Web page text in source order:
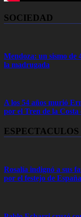
SOCIEDAD
Mendoza: un sismo de
la madrugada
A los 54 años murió
por el Tren de la Costa
ESPECTACULOS
Rosalía indignó a sus
por el festejo de España